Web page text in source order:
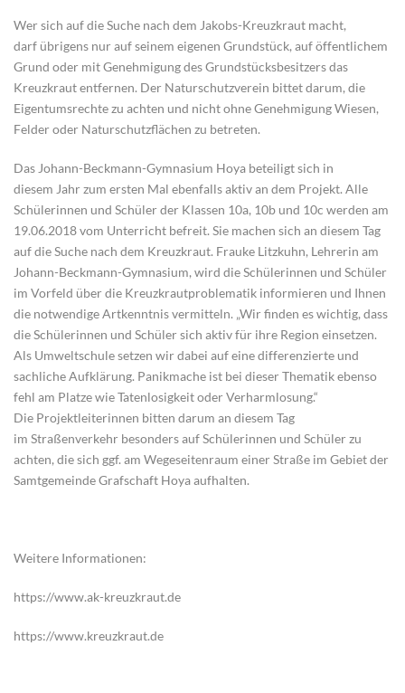
Wer sich auf die Suche nach dem Jakobs-Kreuzkraut macht,
darf übrigens nur auf seinem eigenen Grundstück, auf öffentlichem
Grund oder mit Genehmigung des Grundstücksbesitzers das
Kreuzkraut entfernen. Der Naturschutzverein bittet darum, die
Eigentumsrechte zu achten und nicht ohne Genehmigung Wiesen,
Felder oder Naturschutzflächen zu betreten.
Das Johann-Beckmann-Gymnasium Hoya beteiligt sich in
diesem Jahr zum ersten Mal ebenfalls aktiv an dem Projekt. Alle
Schülerinnen und Schüler der Klassen 10a, 10b und 10c werden am
19.06.2018 vom Unterricht befreit. Sie machen sich an diesem Tag
auf die Suche nach dem Kreuzkraut. Frauke Litzkuhn, Lehrerin am
Johann-Beckmann-Gymnasium, wird die Schülerinnen und Schüler
im Vorfeld über die Kreuzkrautproblematik informieren und Ihnen
die notwendige Artkenntnis vermitteln. „Wir finden es wichtig, dass
die Schülerinnen und Schüler sich aktiv für ihre Region einsetzen.
Als Umweltschule setzen wir dabei auf eine differenzierte und
sachliche Aufklärung. Panikmache ist bei dieser Thematik ebenso
fehl am Platze wie Tatenlosigkeit oder Verharmlosung.“
Die Projektleiterinnen bitten darum an diesem Tag
im Straßenverkehr besonders auf Schülerinnen und Schüler zu
achten, die sich ggf. am Wegeseitenraum einer Straße im Gebiet der
Samtgemeinde Grafschaft Hoya aufhalten.
Weitere Informationen:
https://www.ak-kreuzkraut.de
https://www.kreuzkraut.de